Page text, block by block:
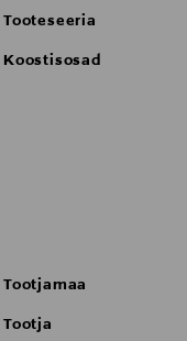
Tooteseeria
Koostisosad
Tootjamaa
Tootja